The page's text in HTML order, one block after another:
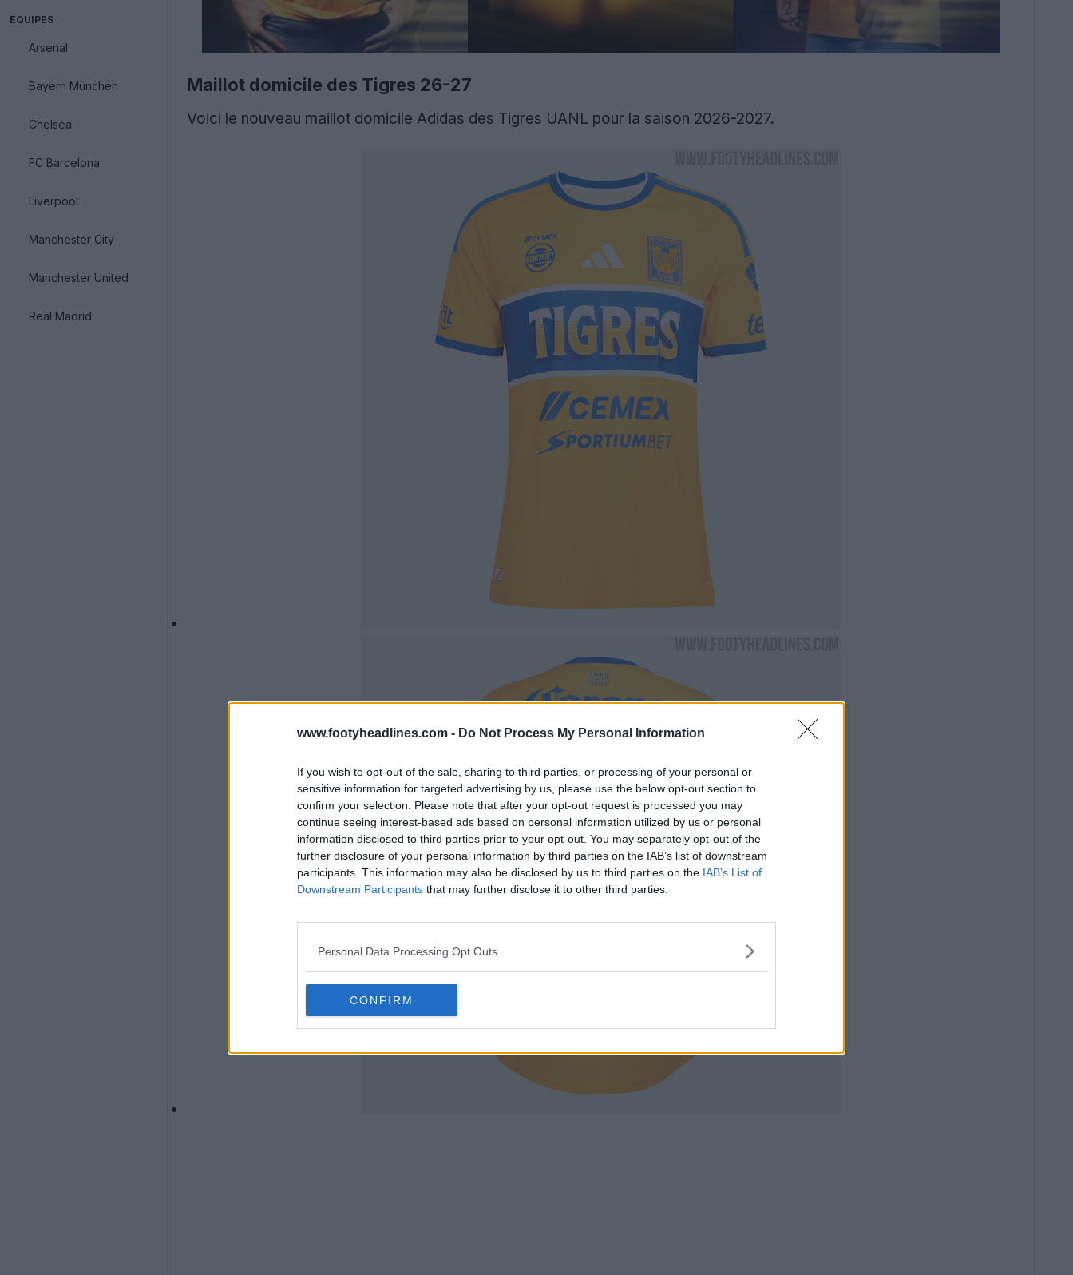
www.footyheadlines.com - Do Not Process My Personal Information
If you wish to opt-out of the sale, sharing to third parties, or processing of your personal or
sensitive information for targeted advertising by us, please use the below opt-out section to
confirm your selection. Please note that after your opt-out request is processed you may
continue seeing interest-based ads based on personal information utilized by us or personal
information disclosed to third parties prior to your opt-out. You may separately opt-out of the
further disclosure of your personal information by third parties on the IAB’s list of downstream
participants. This information may also be disclosed by us to third parties on the IAB’s List of
Downstream Participants that may further disclose it to other third parties.
Personal Data Processing Opt Outs
CONFIRM
ÉQUIPES
Arsenal
Bayern München
Chelsea
FC Barcelona
Liverpool
Manchester City
Manchester United
Real Madrid
Maillot domicile des Tigres 26-27
Voici le nouveau maillot domicile Adidas des Tigres UANL pour la saison 2026-2027.